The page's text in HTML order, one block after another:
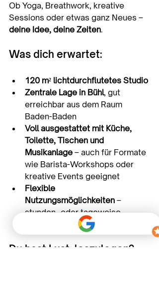
Ob Yoga, Breathwork, kreative
Sessions oder etwas ganz Neues –
deine Idee, deine Zeiten.
Was dich erwartet:
120 m² lichtdurchflutetes Studio
Zentrale Lage in Bühl, gut
erreichbar aus dem Raum
Baden-Baden
Voll ausgestattet mit Küche,
Toilette, Tischen und
Musikanlage – auch für Formate
wie Barista-Workshops oder
kreative Events geeignet
Flexible
Nutzungsmöglichkeiten –
stunden- oder tageweise
Du hast Lust, loszulegen?